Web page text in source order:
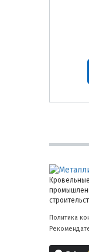
Политика